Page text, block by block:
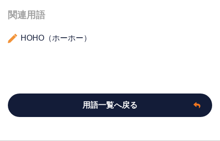
関連用語
HOHO（ホーホー）
用語一覧へ戻る